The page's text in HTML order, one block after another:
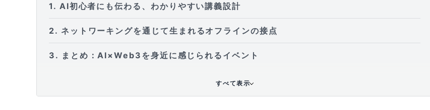
1 AI初心者にも伝わる、わかりやすい講義設計
2 ネットワーキングを通じて生まれるオフラインの接点
3 まとめ：AI×Web3を身近に感じられるイベント
すべて表示